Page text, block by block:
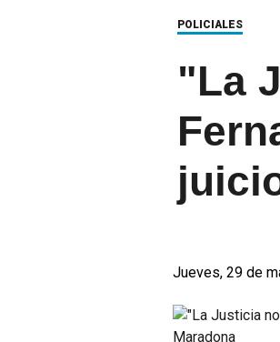
POLICIALES
"La
Jueves, 29 de